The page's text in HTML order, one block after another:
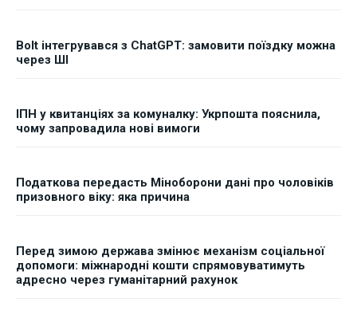
Bolt інтегрувався з ChatGPT: замовити поїздку можна
через ШІ
ІПН у квитанціях за комуналку: Укрпошта пояснила,
чому запровадила нові вимоги
Податкова передасть Міноборони дані про чоловіків
призовного віку: яка причина
Перед зимою держава змінює механізм соціальної
допомоги: міжнародні кошти спрямовуватимуть
адресно через гуманітарний рахунок